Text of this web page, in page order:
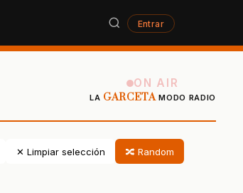
Entrar
ON AIR
LA GARCETAMODO RADIO
✕ Limpiar selección 🔀 Random